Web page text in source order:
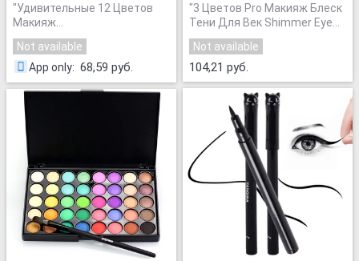
"Удивительные 12 Цветов
Макияж
Водонепроницаемый
Матовый Бархат Жидкая
Помада Долгое Блеск Для
Губ Косметика"
Not available
App only: 68,59 руб.
"3 Цветов Pro Макияж Блеск
Тени Для Век Shimmer Eye
Shadow Пигмент Пудра
Красота"
Not available
104,21 руб.